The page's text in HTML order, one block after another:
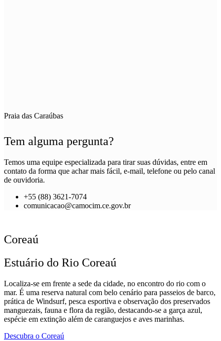
Praia das Caraúbas
Tem alguma pergunta?
Temos uma equipe especializada para tirar suas dúvidas, entre em
contato da forma que achar mais fácil, e-mail, telefone ou pelo canal
de ouvidoria.
+55 (88) 3621-7074
comunicacao@camocim.ce.gov.br
Coreaú
Estuário do Rio Coreaú
Localiza-se em frente a sede da cidade, no encontro do rio com o
mar. É uma reserva natural com belo cenário para passeios de barco,
prática de Windsurf, pesca esportiva e observação dos preservados
manguezais, fauna e flora da região, destacando-se a garça azul,
espécie em extinção além de caranguejos e aves marinhas.
Descubra o Coreaú